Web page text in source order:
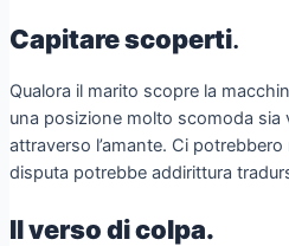
Capitare scoperti.
Qualora il marito scopre la
una posizione molto scomoda sia
attraverso l’amante. Ci
disputa potrebbe addirittura
Il verso di colpa.